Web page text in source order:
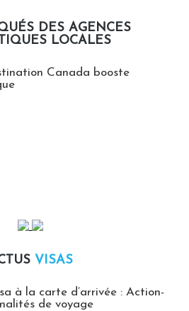
DES AGENCES
LOCALES
Canada booste
VISAS
à la carte d’arrivée : Action-
de voyage